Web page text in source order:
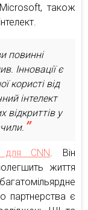
Microsoft, також
повинні
Інновації є
користі від
інтелект
відкриттів у
для CNN. Він
життя
партнерства є